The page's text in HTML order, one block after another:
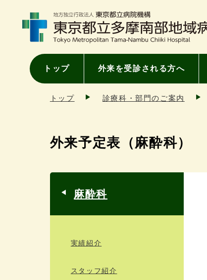
トップ 外来を受診される方へ
トップ 診療科・部門のご案内
外来予定表（麻酔科）
麻酔科
実績紹介
スタッフ紹介